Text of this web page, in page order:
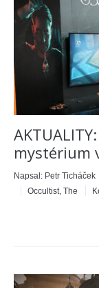
mystérium
Napsal: Petr Ticháček
Occultist, The